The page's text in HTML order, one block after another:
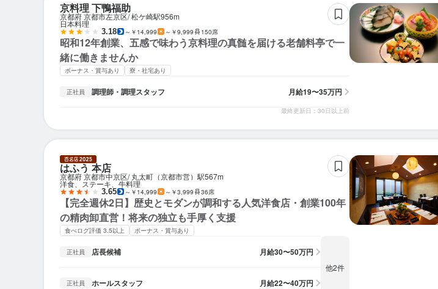
京料理 下鴨福助
京都府 京都市左京区 松ケ崎駅956m
日本料理
3.18 ～￥14,999 ～￥9,999 150席
昭和12年創業、五感で味わう京料理の真髄を届ける老舗料亭で一
緒に働きませんか
ボーナス・賞与あり 寮・社宅あり
正社員 調理師・調理スタッフ 月給19〜35万円
最終更新日：30日以上前
はふう 本店
京都府 京都市中京区 丸太町（京都市営）駅567m
洋食、ステーキ、牛料理
3.65 ～￥14,999 ～￥3,999 36席
【完全週休2日】歴史とモダンが調和する人気洋食店・創業100年
の精肉卸直営！将来の独立も手厚く支援
食べログ評価 3.5以上 ボーナス・賞与あり
正社員 店長候補 月給30〜50万円
正社員 ホールスタッフ 月給22〜40万円
他2件